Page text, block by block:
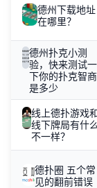
德州下载地址
在哪里？
德州扑克小测
验，快来测试一
下你的扑克智商
是多少
线上德扑游戏
线下牌局有什
不一样？
德扑圈 五个常
见的翻前错误